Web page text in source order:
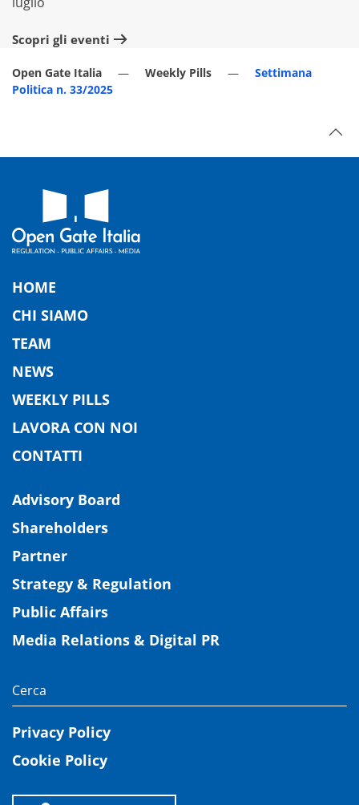
Scopri gli eventi
Open Gate Italia Weekly Pills
Settimana
Politica n. 33/2025
HOME
CHI SIAMO
TEAM
NEWS
WEEKLY PILLS
LAVORA CON NOI
CONTATTI
Advisory Board
Shareholders
Partner
Strategy & Regulation
Public Affairs
Media Relations & Digital PR
Privacy Policy
Cookie Policy